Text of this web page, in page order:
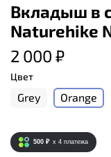
Вкладыш в
Naturehike
2 000 ₽
Цвет
Grey Orange
500 ₽ x 4 платежа